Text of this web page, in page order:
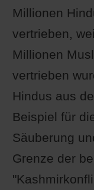
Millionen
vertrieben,
Millionen
vertrieben
Hindus aus
Beispiel für
Säuberung
Grenze der